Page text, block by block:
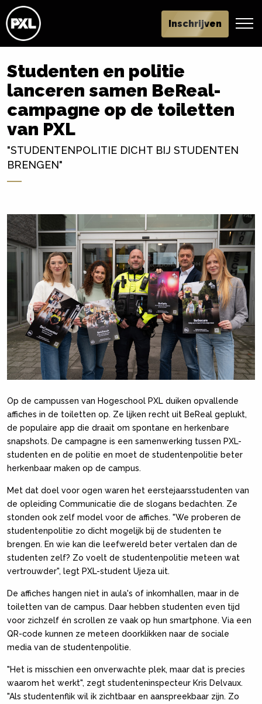
Inschrijven
Studenten en politie
lanceren samen BeReal-
campagne op de toiletten
van PXL
"STUDENTENPOLITIE DICHT BIJ STUDENTEN
BRENGEN"
Op de campussen van Hogeschool PXL duiken opvallende
affiches in de toiletten op. Ze lijken recht uit BeReal geplukt,
de populaire app die draait om spontane en herkenbare
snapshots. De campagne is een samenwerking tussen PXL-
studenten en de politie en moet de studentenpolitie beter
herkenbaar maken op de campus.
Met dat doel voor ogen waren het eerstejaarsstudenten van
de opleiding Communicatie die de slogans bedachten. Ze
stonden ook zelf model voor de affiches. "We proberen de
studentenpolitie zo dicht mogelijk bij de studenten te
brengen. En wie kan die leefwereld beter vertalen dan de
studenten zelf? Zo voelt de studentenpolitie meteen wat
vertrouwder", legt PXL-student Ujeza uit.
De affiches hangen niet in aula's of inkomhallen, maar in de
toiletten van de campus. Daar hebben studenten even tijd
voor zichzelf én scrollen ze vaak op hun smartphone. Via een
QR-code kunnen ze meteen doorklikken naar de sociale
media van de studentenpolitie.
"Het is misschien een onverwachte plek, maar dat is precies
waarom het werkt", zegt studenteninspecteur Kris Delvaux.
"Als studentenflik wil ik zichtbaar en aanspreekbaar zijn. Zo